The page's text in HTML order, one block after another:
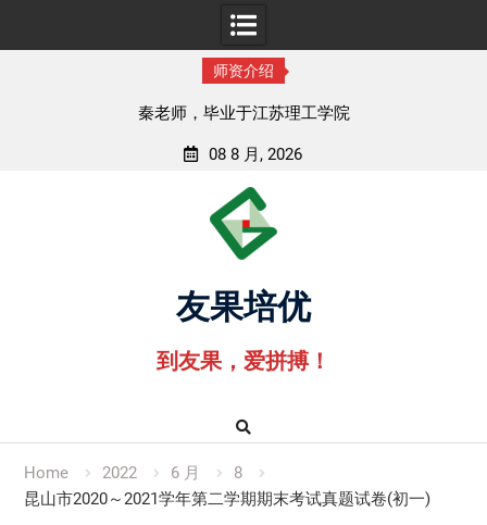
师资介绍
秦老师，毕业于江苏理工学院
08 8 月, 2026
友果培优
到友果，爱拼搏！
Home 2022 6 月
8
昆山市2020～2021学年第二学期期末考试真题试卷(初一)